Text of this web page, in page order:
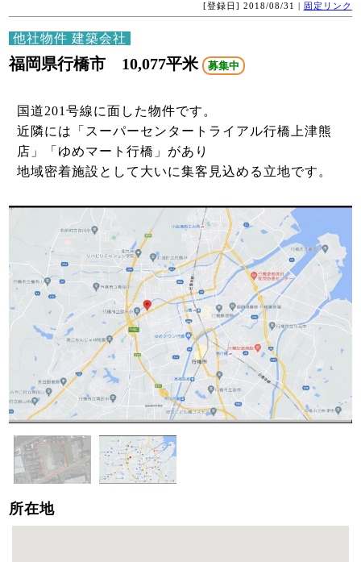
[登録日] 2018/08/31 | 固定リンク
他社物件 建築会社
福岡県行橋市 10,077平米 募集中
国道201号線に面した物件です。
近隣には「スーパーセンタートライアル行橋上津熊
店」「ゆめマート行橋」があり
地域密着施設として大いに集客見込める立地です。
所在地